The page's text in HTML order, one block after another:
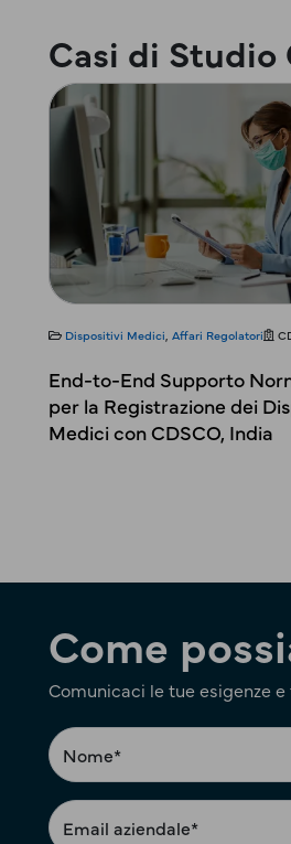
Casi di Studio
Dispositivi Medici Affari Regolatori
End-to-End Supporto
per la Registrazione dei
Medici con CDSCO, India
Come
Comunicaci le tue esigenze